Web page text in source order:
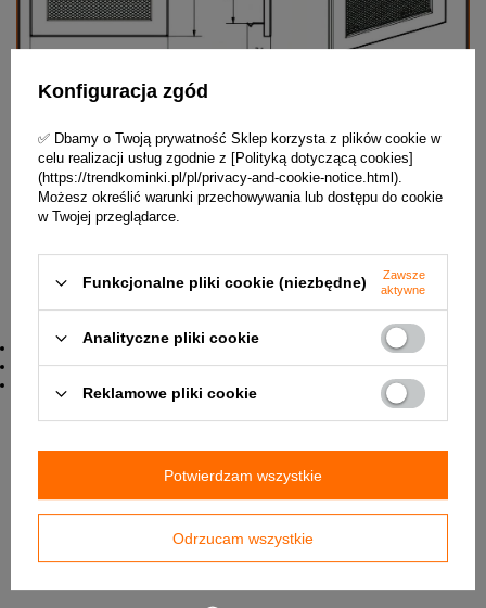
Zastosowanie:
obudowy kominkowe
wyloty ciepłego powietrza
tylko wewnątrz pomieszczeń
✅ W załączniku znajduje się karta techniczna produktu.
DO POBRANIA
Konfiguracja zgód
✅ Dbamy o Twoją prywatność Sklep korzysta z plików cookie w
celu realizacji usług zgodnie z [Polityką dotyczącą cookies]
(https://trendkominki.pl/pl/privacy-and-cookie-notice.html).
Możesz określić warunki przechowywania lub dostępu do cookie
w Twojej przeglądarce.
Funkcjonalne pliki cookie (niezbędne) Zawsze
aktywne
Analityczne pliki cookie
Reklamowe pliki cookie
Odrzucam wszystkie
Potwierdzam wszystkie